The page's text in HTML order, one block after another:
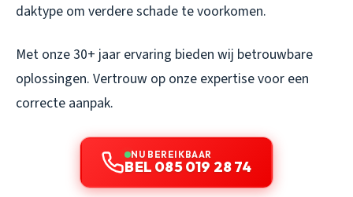
daktype om verdere schade te voorkomen.
Met onze 30+ jaar ervaring bieden wij betrouwbare
oplossingen. Vertrouw op onze expertise voor een
correcte aanpak.
NU BEREIKBAAR
BEL 085 019 28 74